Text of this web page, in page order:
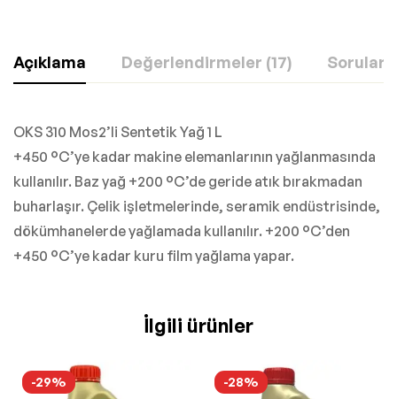
Açıklama Değerlendirmeler (17) Sorular
OKS 310 Mos2’li Sentetik Yağ 1 L
+450 °C’ye kadar makine elemanlarının yağlanmasında
kullanılır. Baz yağ +200 °C’de geride atık bırakmadan
buharlaşır. Çelik işletmelerinde, seramik endüstrisinde,
dökümhanelerde yağlamada kullanılır. +200 °C’den
+450 °C’ye kadar kuru film yağlama yapar.
İlgili ürünler
-29% -28%